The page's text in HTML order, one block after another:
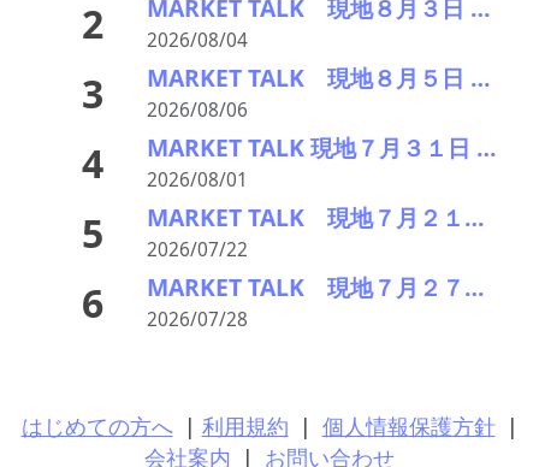
2 MARKET TALK 現地８月３日 Cu・Alは中東情勢不安の後退で反発、Niは続落
2026/08/04
3 MARKET TALK 現地８月５日 Cu・AlはNYダウ続伸を受け小幅続伸、Niは下落
2026/08/06
4 MARKET TALK 現地７月３１日 Cu Al Niは軒並み小反落、中国PMIの50割れで
2026/08/01
5 MARKET TALK 現地７月２１日 鉛除いて揃って上昇。半導体関連株牽引の株高で
2026/07/22
6 MARKET TALK 現地７月２７日 Cu・Alは中東情勢の緊張緩和期待で堅調、Niは反落
2026/07/28
はじめての方へ | 利用規約 | 個人情報保護方針 |
会社案内 | お問い合わせ